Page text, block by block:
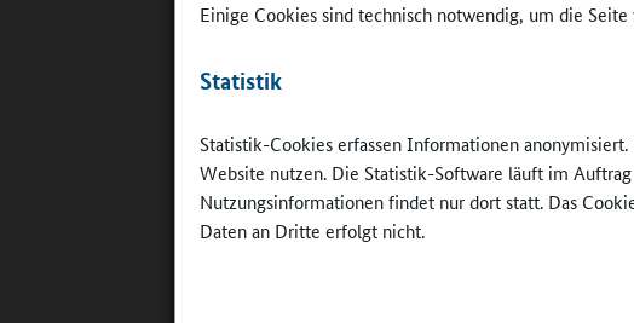
Einige Cookies sind technisch notwendig, um die
Statistik
Statistik-Cookies erfassen Informationen
Website nutzen. Die Statistik-Software läuft im
Nutzungsinformationen findet nur dort statt. Das
Daten an Dritte erfolgt nicht.
besondere
die frühkindliche